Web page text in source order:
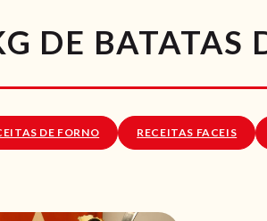
DE BATATAS
DE FORNO RECEITAS FACEIS